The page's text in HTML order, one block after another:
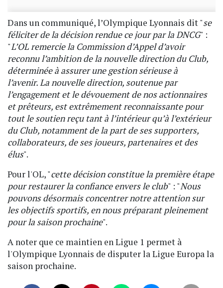
Dans un communiqué, l’Olympique Lyonnais dit "se
féliciter de la décision rendue ce jour par la DNCG" :
"L’OL remercie la Commission d’Appel d’avoir
reconnu l’ambition de la nouvelle direction du Club,
déterminée à assurer une gestion sérieuse à
l’avenir. La nouvelle direction, soutenue par
l’engagement et le dévouement de nos actionnaires
et prêteurs, est extrêmement reconnaissante pour
tout le soutien reçu tant à l’intérieur qu’à l’extérieur
du Club, notamment de la part de ses supporters,
collaborateurs, de ses joueurs, partenaires et des
élus".
Pour l'OL, "cette décision constitue la première étape
pour restaurer la confiance envers le club" : "Nous
pouvons désormais concentrer notre attention sur
les objectifs sportifs, en nous préparant pleinement
pour la saison prochaine".
A noter que ce maintien en Ligue 1 permet à
l'Olympique Lyonnais de disputer la Ligue Europa la
saison prochaine.